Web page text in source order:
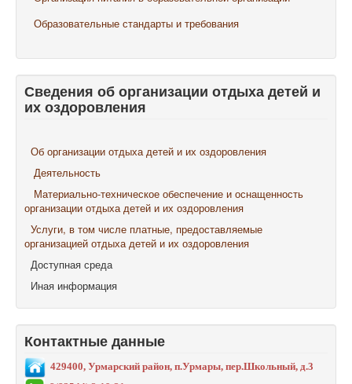
Образовательные стандарты и требования
Сведения об организации отдыха детей и
их оздоровления
Об организации отдыха детей и их оздоровления
Деятельность
Материально-техническое обеспечение и оснащенность
организации отдыха детей и их оздоровления
Услуги, в том числе платные, предоставляемые
организацией отдыха детей и их оздоровления
Доступная среда
Иная информация
Контактные данные
429400, Урмарский район, п.Урмары, пер.Школьный, д.3